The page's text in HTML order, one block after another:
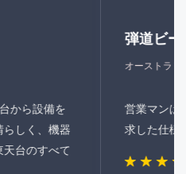
ンではなく、こちらが要
うと努力してくれました。